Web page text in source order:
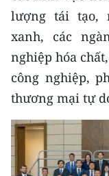
lượng tái tạo,
xanh, các
nghiệp hóa
công nghiệp,
thương mại tự